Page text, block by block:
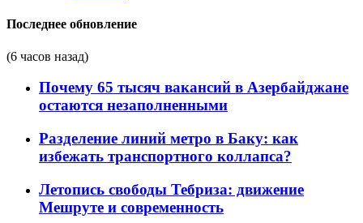
Последнее обновление
(6 часов назад)
Почему 65 тысяч вакансий в Азербайджане
остаются незаполненными
Разделение линий метро в Баку: как
избежать транспортного коллапса?
Летопись свободы Тебриза: движение
Мешруте и современность